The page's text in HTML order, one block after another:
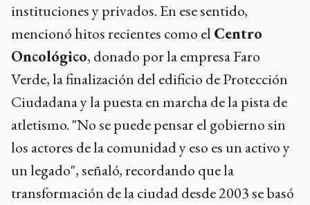
instituciones y privados. En ese sentido,
mencionó hitos recientes como el Centro
Oncológico, donado por la empresa Faro
Verde, la finalización del edificio de Protección
Ciudadana y la puesta en marcha de la pista de
atletismo. "No se puede pensar el gobierno sin
los actores de la comunidad y eso es un activo y
un legado", señaló, recordando que la
transformación de la ciudad desde 2003 se basó